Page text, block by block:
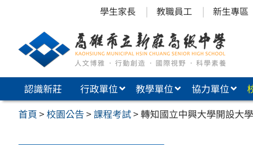
內
學生家長 教職員工 新生專區
認識新莊 行政單位 教學單位 協力單位
首頁>校園公告>課程考試>轉知國立中興大學開設大